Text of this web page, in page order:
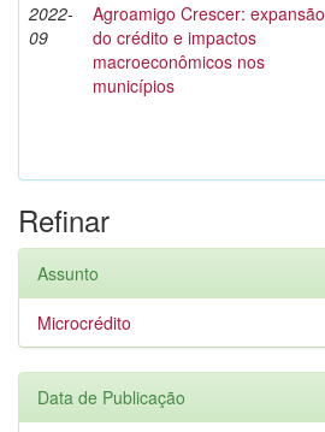
2022-
09
Agroamigo Crescer: expansão
do crédito e impactos
macroeconômicos nos
municípios
Refinar
Assunto
Microcrédito
Data de Publicação